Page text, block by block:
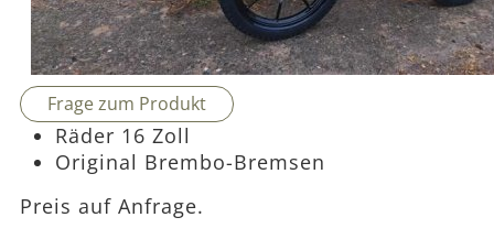
Frage zum Produkt
Räder 16 Zoll
Original Brembo-Bremsen
Preis auf Anfrage.